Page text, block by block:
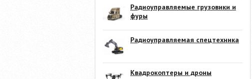
Радиоуправляемые грузовики и
фуры
Радиоуправляемая спецтехника
Квадрокоптеры и дроны